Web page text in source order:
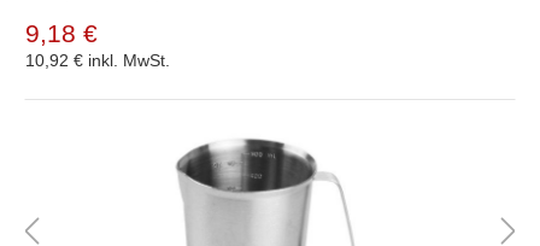
9,18 €
10,92 € inkl. MwSt.